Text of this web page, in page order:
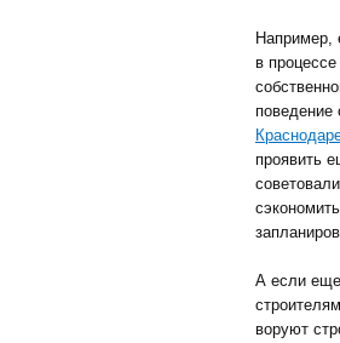
Например,
в
поведение
проявить
А если еще
воруют